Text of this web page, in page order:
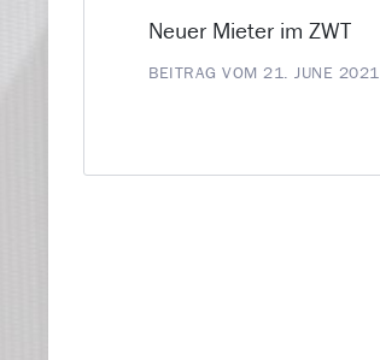
Neuer Mieter im ZWT
BEITRAG VOM 21. JUNE 2021